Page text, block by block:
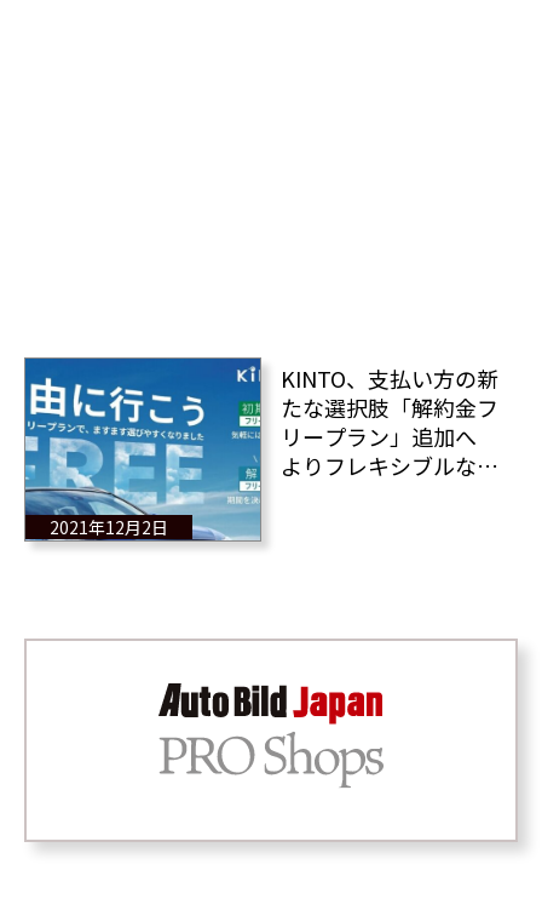
2021年12月2日
KINTO、支払い方の新
たな選択肢「解約金フ
リープラン」追加へ
よりフレキシブルなサ